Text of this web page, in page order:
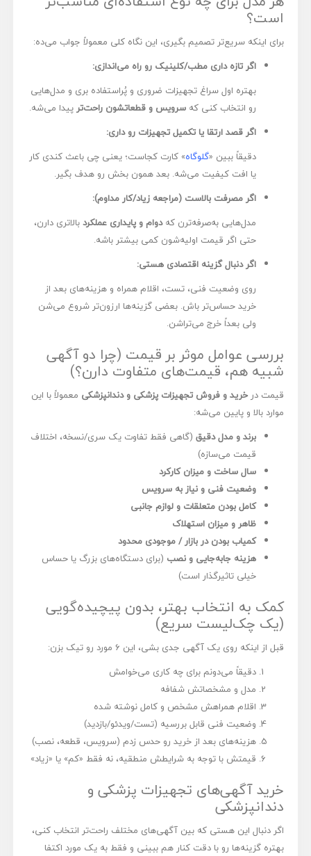
است؟
برای اینکه سریع‌تر تصمیم بگیری، این نگاه کلی معمولاً جواب می‌ده:
اگر تازه داری مطب/کلینیک رو راه می‌اندازی:
بهتره اول سراغ تجهیزات ضروری و پُراستفاده بری و مدل‌هایی
رو انتخاب کنی کهسرویس و قطعاتشون راحت‌ترپیدا می‌شه.
اگر قصد ارتقا یا تکمیل تجهیزات رو داری:
دقیقاً ببین «گلوگاه» کارت کجاست؛ یعنی چی باعث کندی کار
یا افت کیفیت می‌شه. بعد همون بخش رو هدف بگیر.
اگر مصرفت بالاست (مراجعه زیاد/کار مداوم):
مدل‌هایی به‌صرفه‌ترن کهدوام و پایداری عملکردبالاتری دارن،
حتی اگر قیمت اولیه‌شون کمی بیشتر باشه.
اگر دنبال گزینه اقتصادی هستی:
روی وضعیت فنی، تست، اقلام همراه و هزینه‌های بعد از
خرید حساس‌تر باش. بعضی گزینه‌ها ارزون‌تر شروع می‌شن
ولی بعداً خرج می‌تراشن.
بررسی عوامل موثر بر قیمت (چرا دو آگهی
شبیه هم، قیمت‌های متفاوت دارن؟)
قیمت درخرید و فروش تجهیزات پزشکی و دندانپزشکی معمولاً با این
موارد بالا و پایین می‌شه:
برند و مدل دقیق (گاهی فقط تفاوت یک سری/نسخه، اختلاف
قیمت می‌سازه)
سال ساخت و میزان کارکرد
وضعیت فنی و نیاز به سرویس
کامل بودن متعلقات و لوازم جانبی
ظاهر و میزان استهلاک
کمیاب بودن در بازار / موجودی محدود
هزینه جابه‌جایی و نصب (برای دستگاه‌های بزرگ یا حساس
خیلی تاثیرگذار است)
کمک به انتخاب بهتر، بدون پیچیده‌گویی
(یک چک‌لیست سریع)
قبل از اینکه روی یک آگهی جدی بشی، این 6 مورد رو تیک بزن:
دقیقاً می‌دونم برای چه کاری می‌خوامش
مدل و مشخصاتش شفافه
اقلام همراهش مشخص و کامل نوشته شده
وضعیت فنی قابل بررسیه (تست/ویدئو/بازدید)
هزینه‌های بعد از خرید رو حدس زدم (سرویس، قطعه، نصب)
قیمتش با توجه به شرایطش منطقیه، نه فقط «کم» یا «زیاد»
خرید آگهی‌های تجهیزات پزشکی و
دندانپزشکی
اگر دنبال این هستی که بین آگهی‌های مختلف راحت‌تر انتخاب کنی،
بهتره گزینه‌ها رو با دقت کنار هم ببینی و فقط به یک مورد اکتفا